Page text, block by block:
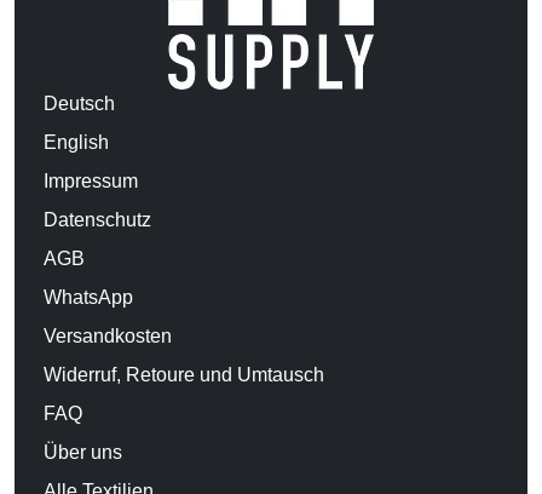
Deutsch
English
Impressum
Datenschutz
AGB
WhatsApp
Versandkosten
Widerruf, Retoure und Umtausch
FAQ
Über uns